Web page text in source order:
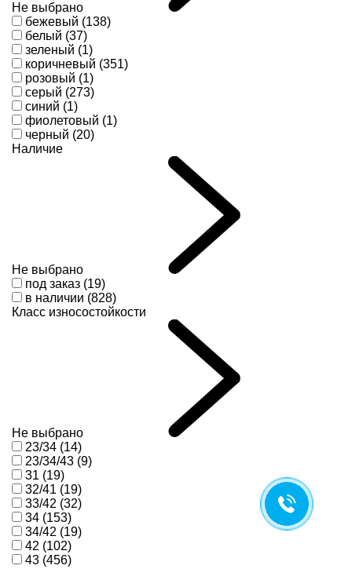
Не выбрано
бежевый (138)
белый (37)
зеленый (1)
коричневый (351)
розовый (1)
серый (273)
синий (1)
фиолетовый (1)
черный (20)
Наличие
Не выбрано
под заказ (19)
в наличии (828)
Класс износостойкости
Не выбрано
23/34 (14)
23/34/43 (9)
31 (19)
32/41 (19)
33/42 (32)
34 (153)
34/42 (19)
42 (102)
43 (456)